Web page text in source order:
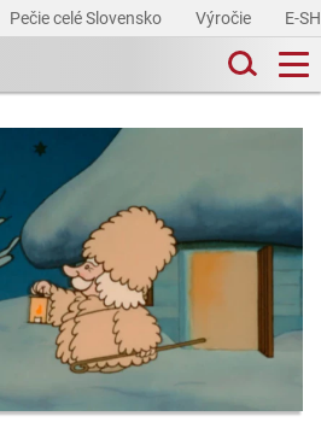
Pečie celé Slovensko Výročie E-